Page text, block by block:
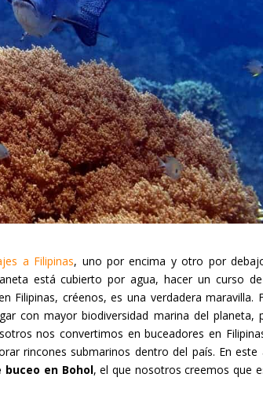
a Filipinas, uno por encima y otro por
está cubierto por agua, hacer un curso
Filipinas, créenos, es una verdadera maravilla.
con mayor biodiversidad marina del planeta,
nos convertimos en buceadores en
rincones submarinos dentro del país. En este
buceo en Bohol, el que nosotros creemos que